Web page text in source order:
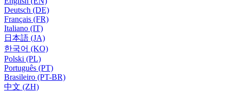
Deutsch (DE)
Français (FR)
Italiano (IT)
日本語 (JA)
한국어 (KO)
Polski (PL)
Português (PT)
Brasileiro (PT-BR)
中文 (ZH)